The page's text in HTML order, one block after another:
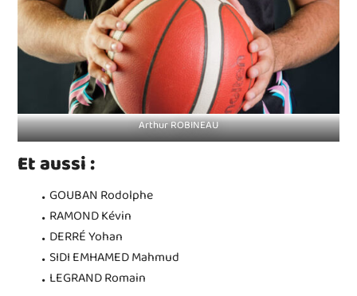
Arthur ROBINEAU
Et aussi :
GOUBAN Rodolphe
RAMOND Kévin
DERRÉ Yohan
SIDI EMHAMED Mahmud
LEGRAND Romain